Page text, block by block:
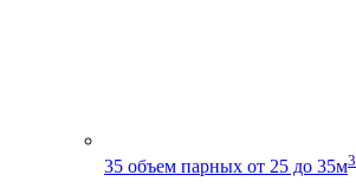
35 объем парных от 25 до 35м3